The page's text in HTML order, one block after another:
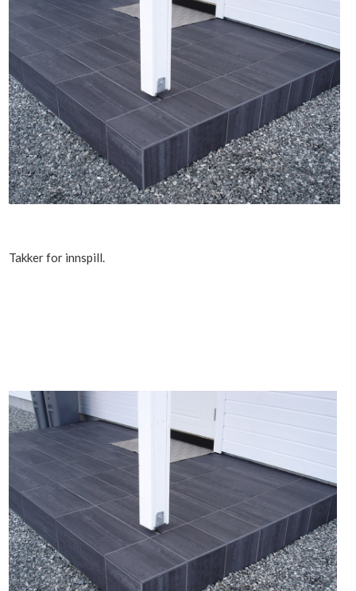
Takker for innspill.